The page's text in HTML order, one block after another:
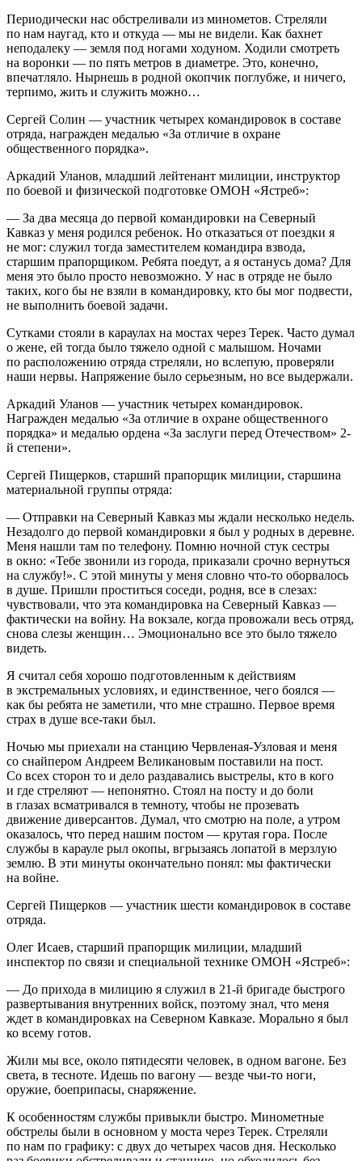
Периодически нас обстреливали из минометов. Стреляли
по нам наугад, кто и откуда — мы не видели. Как бахнет
неподалеку — земля под ногами ходуном. Ходили смотреть
на воронки — по пять метров в диаметре. Это, конечно,
впечатляло. Нырнешь в родной окопчик поглубже, и ничего,
терпимо, жить и служить можно…
Сергей Солин — участник четырех командировок в составе
отряда, награжден медалью «За отличие в охране
общественного порядка».
Аркадий Уланов, младший лейтенант милиции, инструктор
по боевой и физической подготовке ОМОН «Ястреб»:
— За два месяца до первой командировки на Северный
Кавказ у меня родился ребенок. Но отказаться от поездки я
не мог: служил тогда заместителем командира взвода,
старшим прапорщиком. Ребята поедут, а я останусь дома? Для
меня это было просто невозможно. У нас в отряде не было
таких, кого бы не взяли в командировку, кто бы мог подвести,
не выполнить боевой задачи.
Сутками стояли в караулах на мостах через Терек. Часто думал
о жене, ей тогда было тяжело одной с малышом. Ночами
по расположению отряда стреляли, но вслепую, проверяли
наши нервы. Напряжение было серьезным, но все выдержали.
Аркадий Уланов — участник четырех командировок.
Награжден медалью «За отличие в охране общественного
порядка» и медалью ордена «За заслуги перед Отечеством» 2-
й степени».
Сергей Пищерков, старший прапорщик милиции, старшина
материальной группы отряда:
— Отправки на Северный Кавказ мы ждали несколько недель.
Незадолго до первой командировки я был у родных в деревне.
Меня нашли там по телефону. Помню ночной стук сестры
в окно: «Тебе звонили из города, приказали срочно вернуться
на службу!». С этой минуты у меня словно что-то оборвалось
в душе. Пришли проститься соседи, родня, все в слезах:
чувствовали, что эта командировка на Северный Кавказ —
фактически на войну. На вокзале, когда провожали весь отряд,
снова слезы женщин… Эмоционально все это было тяжело
видеть.
Я считал себя хорошо подготовленным к действиям
в экстремальных условиях, и единственное, чего боялся —
как бы ребята не заметили, что мне страшно. Первое время
страх в душе все-таки был.
Ночью мы приехали на станцию Червленая-Узловая и меня
со снайпером Андреем Великановым поставили на пост.
Со всех сторон то и дело раздавались выстрелы, кто в кого
и где стреляют — непонятно. Стоял на посту и до боли
в глазах всматривался в темноту, чтобы не прозевать
движение диверсантов. Думал, что смотрю на поле, а утром
оказалось, что перед нашим постом — крутая гора. После
службы в карауле рыл окопы, вгрызаясь лопатой в мерзлую
землю. В эти минуты окончательно понял: мы фактически
на войне.
Сергей Пищерков — участник шести командировок в составе
отряда.
Олег Исаев, старший прапорщик милиции, младший
инспектор по связи и специальной технике ОМОН «Ястреб»:
— До прихода в милицию я служил в 21-й бригаде быстрого
развертывания внутренних войск, поэтому знал, что меня
ждет в командировках на Северном Кавказе. Морально я был
ко всему готов.
Жили мы все, около пятидесяти человек, в одном вагоне. Без
света, в тесноте. Идешь по вагону — везде чьи-то ноги,
оружие, боеприпасы, снаряжение.
К особенностям службы привыкли быстро. Минометные
обстрелы были в основном у моста через Терек. Стреляли
по нам по графику: с двух до четырех часов дня. Несколько